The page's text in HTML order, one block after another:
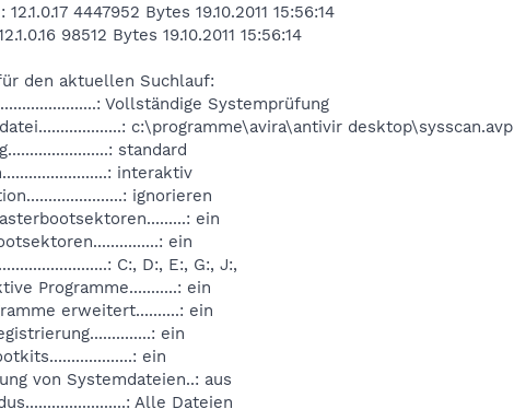
12.1.0.17 4447952 Bytes 19.10.2011 15:56:14
98512 Bytes 19.10.2011 15:56:14
den aktuellen Suchlauf:
Vollständige Systemprüfung
c:\programme\avira\antivir desktop\sysscan.avp
standard
interaktiv
ignorieren
ein
ein
C:, D:, E:, G:, J:,
Programme...........: ein
erweitert..........: ein
ein
ein
von Systemdateien..: aus
Alle Dateien